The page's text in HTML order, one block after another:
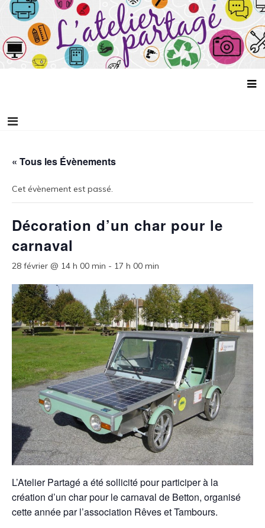
Aller
contenu
L'atelier partagé
« Tous les Évènements
Cet évènement est passé.
Décoration d’un char pour le
carnaval
28 février @ 14 h 00 min - 17 h 00 min
L’Atelier Partagé a été sollicité pour participer à la
création d’un char pour le carnaval de Betton, organisé
cette année par l’association Rêves et Tambours.